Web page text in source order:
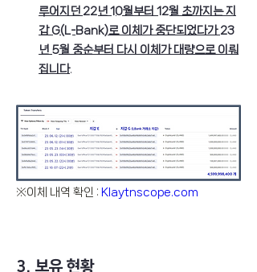
루어지던 22년 10월부터 12월 초까지는 지
갑 G(L-Bank)로 이체가 중단되었다가 23
년 5월 중순부터 다시 이체가 대량으로 이뤄
집니다.
※이체 내역 확인 : Klaytnscope.com
3. 보유 현황